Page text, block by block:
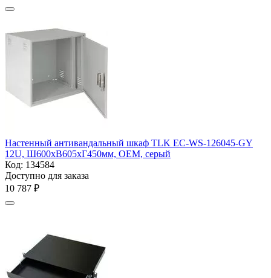
Настенный антивандальный шкаф TLK EC-WS-126045-GY
12U, Ш600хВ605хГ450мм, OEM, серый
Код: 134584
Доступно для заказа
10 787 ₽